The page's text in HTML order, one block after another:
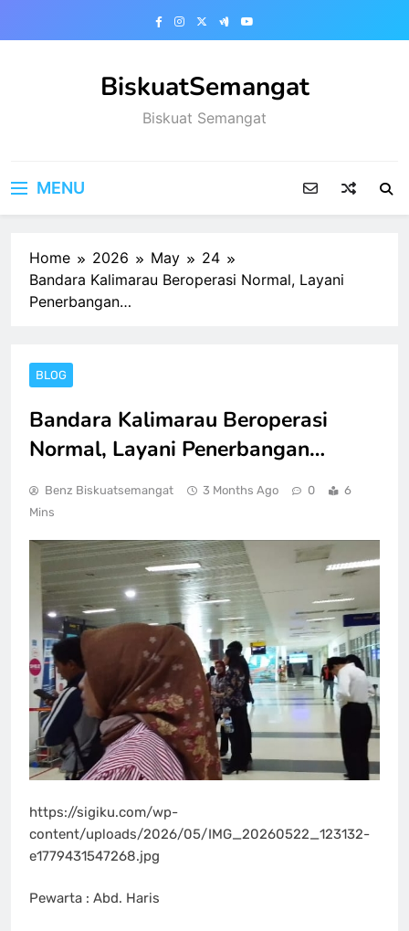
BiskuatSemangat
Biskuat Semangat
MENU
Home 2026 May
24
Bandara Kalimarau Beroperasi Normal, Layani
Penerbangan…
BLOG
Bandara Kalimarau Beroperasi
Normal, Layani Penerbangan…
Benz Biskuatsemangat 3 Months Ago 0
6
Mins
https://sigiku.com/wp-
content/uploads/2026/05/IMG_20260522_123132-
e1779431547268.jpg
Pewarta : Abd. Haris